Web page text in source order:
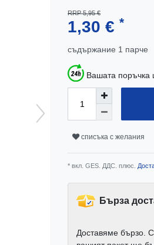
RRP 5,95 €
1,30 € *
съдържание 1 парче
Вашата поръчка
списъка с желания
* вкл. GES. ДДС. плюс.
Бърза
Доставяме бързо. С